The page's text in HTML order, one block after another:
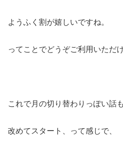
ようふく割が嬉しいですね。
ってことでどうぞご利用いただ
これで月の切り替わりっぽい話
改めてスタート、って感じで、